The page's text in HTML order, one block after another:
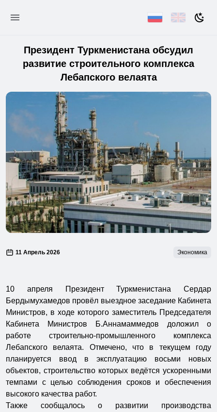
Президент Туркменистана обсудил
развитие строительного комплекса
Лебапского велаята
11 Апрель 2026 Экономика
10 апреля Президент Туркменистана Сердар
Бердымухамедов провёл выездное заседание Кабинета
Министров, в ходе которого заместитель Председателя
Кабинета Министров Б.Аннамаммедов доложил о
работе строительно-промышленного комплекса
Лебапского велаята. Отмечено, что в текущем году
планируется ввод в эксплуатацию восьми новых
объектов, строительство которых ведётся ускоренными
темпами с целью соблюдения сроков и обеспечения
высокого качества работ.
Также сообщалось о развитии производства